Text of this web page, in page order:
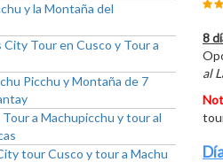
8
al
y la Montaña del
City Tour en Cusco y Tour a
Picchu y Montaña de 7
a Machupicchu y tour al
tour Cusco y tour a Machu